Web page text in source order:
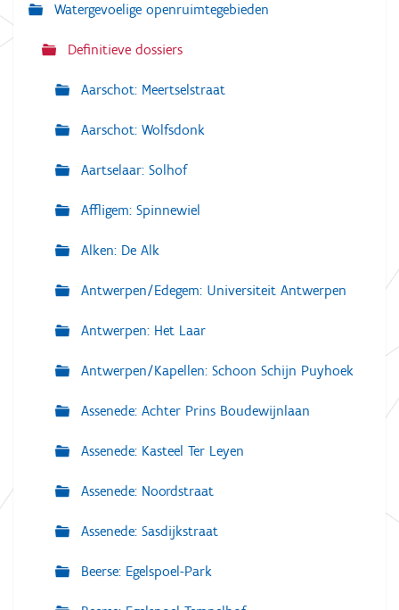
Watergevoelige openruimtegebieden
Definitieve dossiers
Aarschot: Meertselstraat
Aarschot: Wolfsdonk
Aartselaar: Solhof
Affligem: Spinnewiel
Alken: De Alk
Antwerpen/Edegem: Universiteit Antwerpen
Antwerpen: Het Laar
Antwerpen/Kapellen: Schoon Schijn Puyhoek
Assenede: Achter Prins Boudewijnlaan
Assenede: Kasteel Ter Leyen
Assenede: Noordstraat
Assenede: Sasdijkstraat
Beerse: Egelspoel-Park